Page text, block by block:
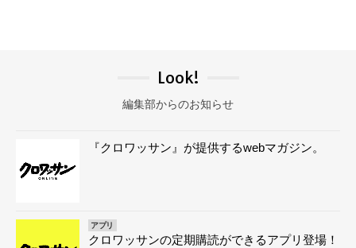
Look!
編集部からのお知らせ
『クロワッサン』が提供するwebマガジン。
アプリ
クロワッサンの定期購読ができるアプリ登場！